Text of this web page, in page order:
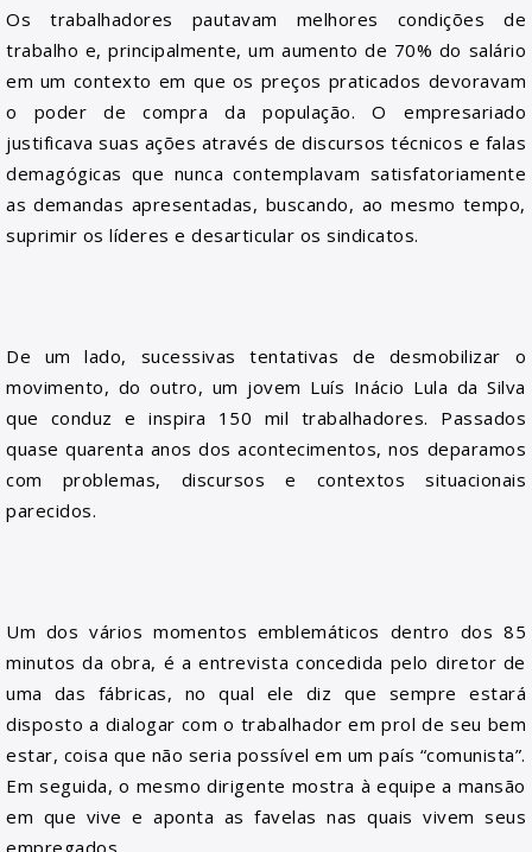
Os trabalhadores pautavam melhores condições de
trabalho e, principalmente, um aumento de 70% do salário
em um contexto em que os preços praticados devoravam
o poder de compra da população. O empresariado
justificava suas ações através de discursos técnicos e falas
demagógicas que nunca contemplavam satisfatoriamente
as demandas apresentadas, buscando, ao mesmo tempo,
suprimir os líderes e desarticular os sindicatos.
De um lado, sucessivas tentativas de desmobilizar o
movimento, do outro, um jovem Luís Inácio Lula da Silva
que conduz e inspira 150 mil trabalhadores. Passados
quase quarenta anos dos acontecimentos, nos deparamos
com problemas, discursos e contextos situacionais
parecidos.
Um dos vários momentos emblemáticos dentro dos 85
minutos da obra, é a entrevista concedida pelo diretor de
uma das fábricas, no qual ele diz que sempre estará
disposto a dialogar com o trabalhador em prol de seu bem
estar, coisa que não seria possível em um país “comunista”.
Em seguida, o mesmo dirigente mostra à equipe a mansão
em que vive e aponta as favelas nas quais vivem seus
empregados.